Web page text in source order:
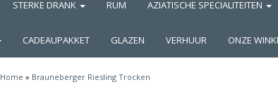
STERKE DRANK RUM AZIATISCHE SPECIALITEITEN
CADEAUPAKKET GLAZEN VERHUUR ONZE
Home » Brauneberger Riesling Trocken